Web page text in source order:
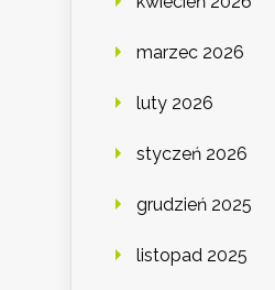
marzec 2026
luty 2026
styczeń 2026
grudzień 2025
listopad 2025